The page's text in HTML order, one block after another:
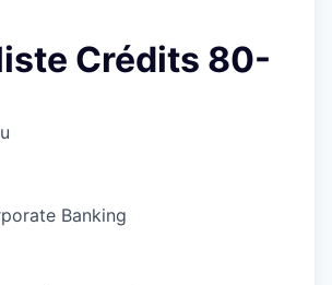
Crédits 80-
Banking